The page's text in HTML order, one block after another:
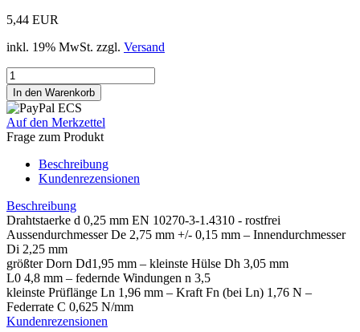
5,44 EUR
inkl. 19% MwSt. zzgl. Versand
Auf den Merkzettel
Frage zum Produkt
Beschreibung
Kundenrezensionen
Beschreibung
Drahtstaerke d 0,25 mm EN 10270-3-1.4310 - rostfrei
Aussendurchmesser De 2,75 mm +/- 0,15 mm – Innendurchmesser
Di 2,25 mm
größter Dorn Dd1,95 mm – kleinste Hülse Dh 3,05 mm
L0 4,8 mm – federnde Windungen n 3,5
kleinste Prüflänge Ln 1,96 mm – Kraft Fn (bei Ln) 1,76 N –
Federrate C 0,625 N/mm
Kundenrezensionen